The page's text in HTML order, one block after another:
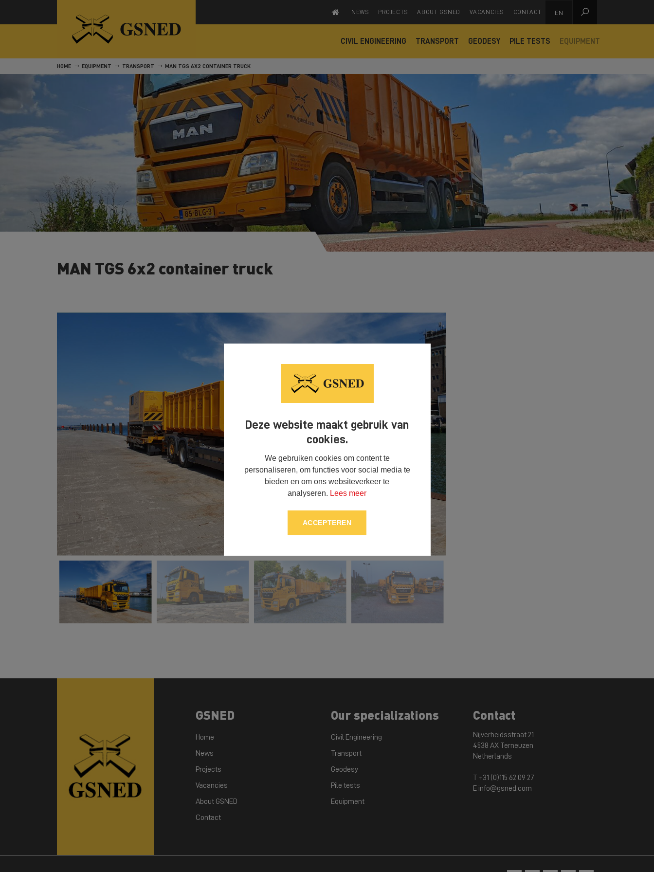
Deze website maakt gebruik van
cookies.
We gebruiken cookies om content te
personaliseren, om functies voor social media te
bieden en om ons websiteverkeer te
analyseren. Lees meer
ACCEPTEREN
NEWS PROJECTS ABOUT GSNED VACANCIES CONTACT EN 
CIVIL ENGINEERING TRANSPORT GEODESY PILE TESTS EQUIPMENT
HOME EQUIPMENT TRANSPORT MAN TGS 6X2 CONTAINER TRUCK
MAN TGS 6x2 container truck
GSNED
Home
News
Projects
Vacancies
About GSNED
Contact
Our specializations
Civil Engineering
Transport
Geodesy
Pile tests
Equipment
Contact
Nijverheidsstraat 21
4538 AX Terneuzen
Netherlands
T +31 (0)115 62 09 27
E info@gsned.com